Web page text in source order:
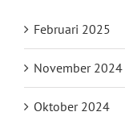
Februari 2025
November 2024
Oktober 2024